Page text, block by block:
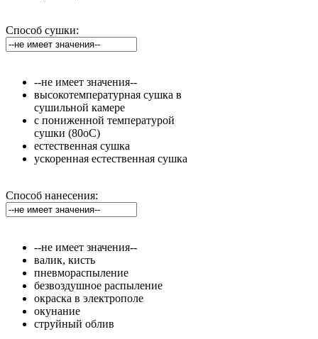
Способ сушки:
--не имеет значения--
высокотемпературная сушка в
сушильной камере
с пониженной температурой
сушки (80оС)
естественная сушка
ускоренная естественная сушка
Способ нанесения:
--не имеет значения--
валик, кисть
пневмораспыление
безвоздушное распыление
окраска в электрополе
окунание
струйный облив